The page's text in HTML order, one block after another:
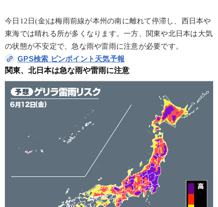
今日12日(金)は梅雨前線が本州の南に離れて停滞し、西日本や
東海では晴れる所が多くなります。一方、関東や北日本は大気
の状態が不安定で、急な雨や雷雨に注意が必要です。
GPS検索 ピンポイント天気予報
関東、北日本は急な雨や雷雨に注意